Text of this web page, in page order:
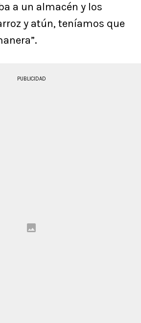
a un almacén y los
y atún, teníamos que
PUBLICIDAD